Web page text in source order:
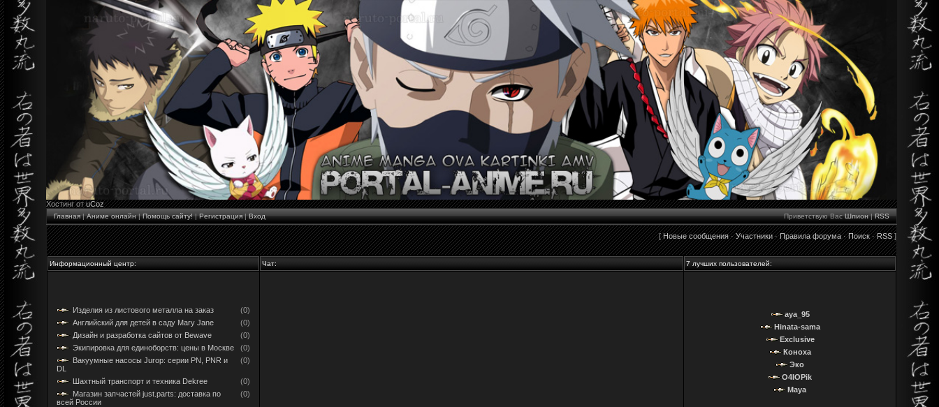
Хостинг отuCoz
Главная|Аниме онлайн|Помощь сайту!|Регистрация|Вход Приветствую Вас Шпион|RSS
[Новые сообщения·Участники·Правила форума·Поиск·RSS]
Информационный центр: Чат: 7 лучших пользователей:
Изделия из листового металла на заказ
(0)
Английский для детей в саду Mary Jane
(0)
Дизайн и разработка сайтов от Bewave
(0)
Экипировка для единоборств: цены в Москве
(0)
Вакуумные насосы Jurop: серии PN, PNR и
DL
(0)
Шахтный транспорт и техника Dekree
(0)
Магазин запчастей just.parts: доставка по
всей России
(0)
aya_95
Hinata-sama
Exclusive
Коноха
Эко
O4IOPik
Maya